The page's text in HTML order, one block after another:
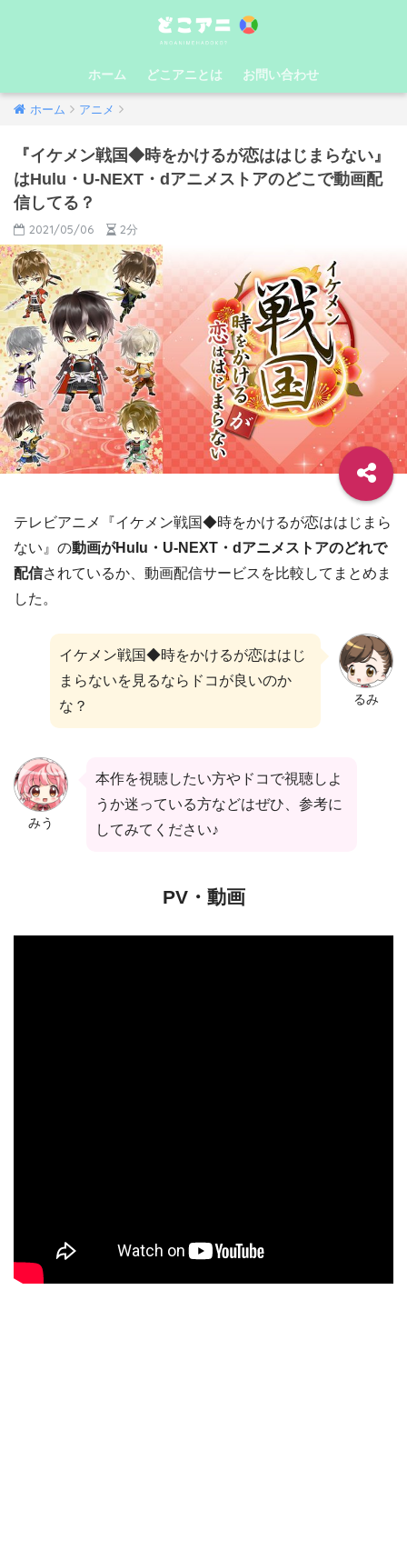
ホーム どこアニとは お問い合わせ
ホーム アニメ
『イケメン戦国◆時をかけるが恋ははじまらない』
はHulu・U-NEXT・dアニメストアのどこで動画配
信してる？
2021/05/06 2分
テレビアニメ『イケメン戦国◆時をかけるが恋ははじまら
ない』の動画がHulu・U-NEXT・dアニメストアのどれで
配信されているか、動画配信サービスを比較してまとめま
した。
るみ
イケメン戦国◆時をかけるが恋ははじ
まらないを見るならドコが良いのか
な？
みう
本作を視聴したい方やドコで視聴しよ
うか迷っている方などはぜひ、参考に
してみてください♪
PV・動画